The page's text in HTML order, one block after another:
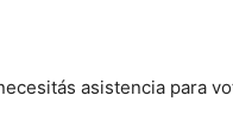
asistencia para